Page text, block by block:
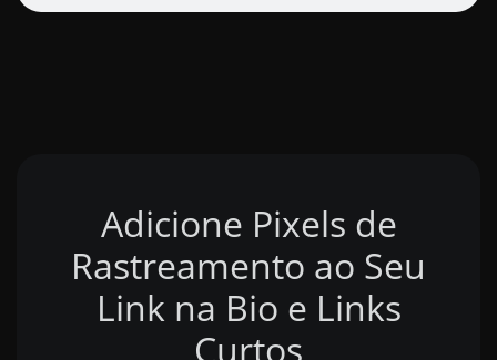
Adicione Pixels de
Rastreamento ao Seu
Link na Bio e Links
Curtos